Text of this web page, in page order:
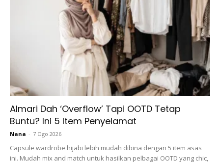
Almari Dah ‘Overflow’ Tapi OOTD Tetap
Buntu? Ini 5 Item Penyelamat
Nana - 7 Ogo 2026
Capsule wardrobe hijabi lebih mudah dibina dengan 5 item asas
ini. Mudah mix and match untuk hasilkan pelbagai OOTD yang chic,